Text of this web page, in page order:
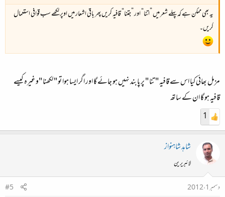
یہ بھی ممکن ہے کہ پہلے شعر میں ”اتنا“ اور ”جتنا“ قافیہ کریں پھر باقی اشعار میں اوپر لکھے سب قوافی استعمال
کریں۔
مزمل بھائی کیا اس سے قافیہ " تنا " پر پابند نہیں ہو جائے گا اور اگر ایسا ہوا تو " لکھنا "وغیرہ کیسے
قافیہ ہو گا ان کے ساتھ
1
شاہد شاہنواز
لائبریرین
دسمبر 1، 2012
#5